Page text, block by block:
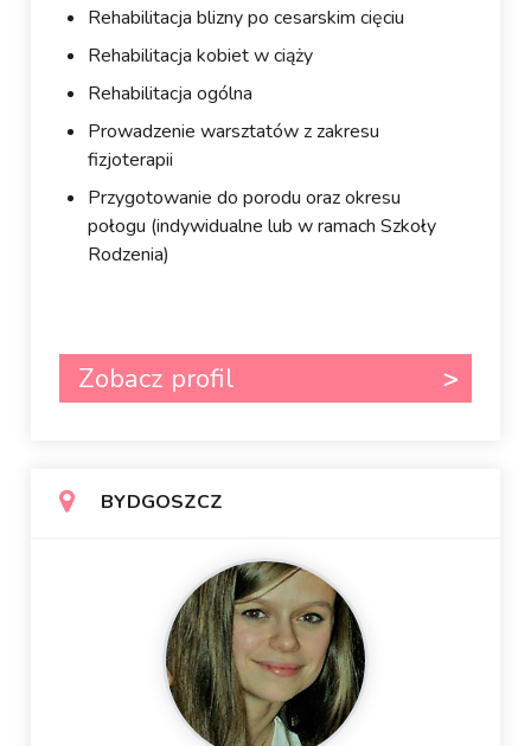
Rehabilitacja blizny po cesarskim cięciu
Rehabilitacja kobiet w ciąży
Rehabilitacja ogólna
Prowadzenie warsztatów z zakresu
fizjoterapii
Przygotowanie do porodu oraz okresu
połogu (indywidualne lub w ramach Szkoły
Rodzenia)
Zobacz profil
BYDGOSZCZ